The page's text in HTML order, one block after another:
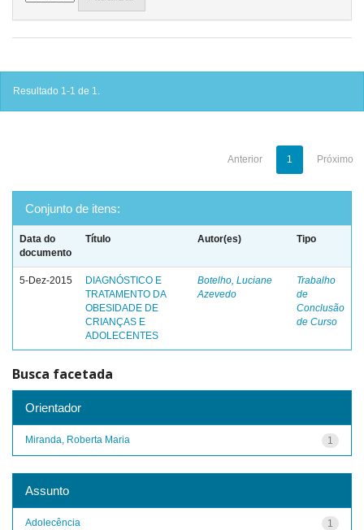
Resultado 1-1 de 1.
Anterior 1 Próximo
Conjunto de itens:
Data do
documento
Título Autor(es) Tipo
5-Dez-2015
DIAGNÓSTICO E
TRATAMENTO DA
OBESIDADE DE
CRIANÇAS E
ADOLECENTES
Botelho, Luciane
Azevedo
Trabalho
de
Conclusão
de Curso
Busca facetada
Orientador
1
Miranda, Roberta Maria
Assunto
1
Adolecência